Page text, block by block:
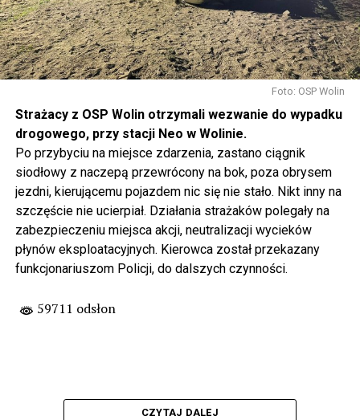
Foto: OSP Wolin
Strażacy z OSP Wolin otrzymali wezwanie do wypadku
drogowego, przy stacji Neo w Wolinie.
Po przybyciu na miejsce zdarzenia, zastano ciągnik
siodłowy z naczepą przewrócony na bok, poza obrysem
jezdni, kierującemu pojazdem nic się nie stało. Nikt inny na
szczęście nie ucierpiał. Działania strażaków polegały na
zabezpieczeniu miejsca akcji, neutralizacji wycieków
płynów eksploatacyjnych. Kierowca został przekazany
funkcjonariuszom Policji, do dalszych czynności.
59711 odsłon
CZYTAJ DALEJ